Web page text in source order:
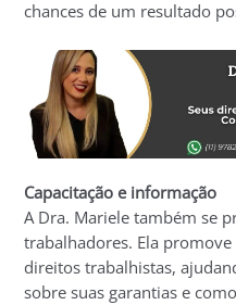
chances de um resultado
Capacitação e informação
A Dra. Mariele também se
trabalhadores. Ela
direitos trabalhistas,
sobre suas garantias e